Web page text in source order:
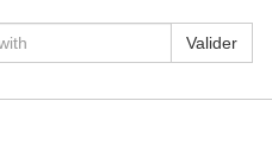
Valider